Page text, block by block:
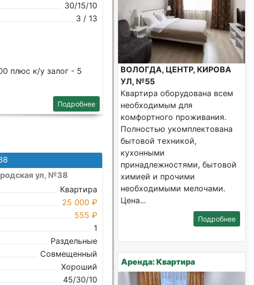
30/15/10
3 / 13
плюс к/у залог - 5
Подробнее
ул, №38
Квартира
25 000 ₽
555 ₽
1
Раздельные
Совмещенный
Хороший
45/30/10
ВОЛОГДА, ЦЕНТР, КИРОВА
УЛ, №55
Квартира оборудована всем
необходимым для
комфортного проживания.
Полностью укомплектована
бытовой техникой,
кухонными
принадлежностями, бытовой
химией и прочими
необходимыми мелочами.
Цена...
Подробнее
Аренда: Квартира